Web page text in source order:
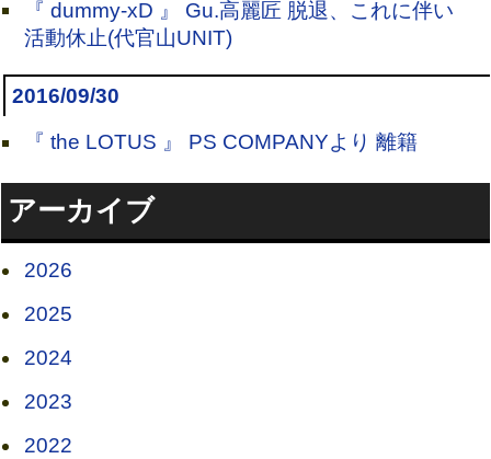
『 dummy-xD 』 Gu.高麗匠 脱退、これに伴い
活動休止(代官山UNIT)
2016/09/30
『 the LOTUS 』 PS COMPANYより 離籍
アーカイブ
2026
2025
2024
2023
2022